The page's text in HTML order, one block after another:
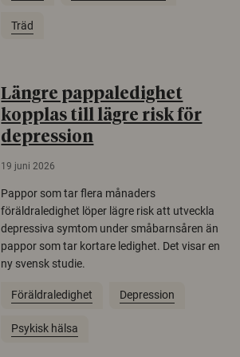
Träd
Längre pappaledighet
kopplas till lägre risk för
depression
19 juni 2026
Pappor som tar flera månaders
föräldraledighet löper lägre risk att utveckla
depressiva symtom under småbarnsåren än
pappor som tar kortare ledighet. Det visar en
ny svensk studie.
Föräldraledighet Depression
Psykisk hälsa